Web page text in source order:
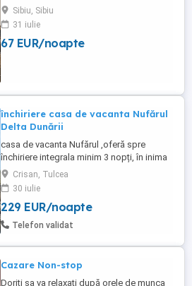
un apartament care îți va oferi vibul unei
vacanțe de neuitat în stil Venețian!
Apartamentul este compus din : Dormitor
singal foarte luminos și primitor. Dormitor
Sibiu, Sibiu
31 iulie
67 EUR/noapte
închiriere casa de vacanta Nufărul
Delta Dunării
casa de vacanta Nufărul ,oferă spre
închiriere integrala minim 3 nopți, în inima
deltei Dunării Crișan , cu facilități multiple,
3 dormitoare, 1 living 2 bai,,terasa
,bucătărie, piscina ,grătar, sauna, 2
pontoane private( cu posibiltate pt
pescuit) ,apă potabila gratuit ,surpriza de
Crisan, Tulcea
30 iulie
229 EUR/noapte
Telefon validat
Cazare Non-stop
Doriti sa va relaxați după orele de munca